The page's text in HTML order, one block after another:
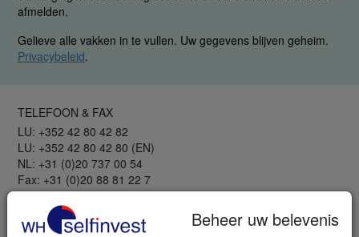
Beheer uw belevenis
afmelden.
Gelieve alle vakken in te vullen. Uw gegevens blijven geheim.
Privacybeleid.
TELEFOON & FAX
LU: +352 42 80 42 82
LU: +352 42 80 42 80 (EN)
NL: +31 (0)20 737 00 54
Fax: +31 (0)20 88 81 22 7
GRATIS
Webinars en seminars